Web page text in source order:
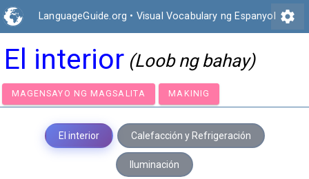
LanguageGuide.org • Visual Vocabulary ng Espanyol settings
El interior (Loob ng bahay)
MAGENSAYO NG MAGSALITA MAKINIG
El interior Calefacción y Refrigeración
Iluminación